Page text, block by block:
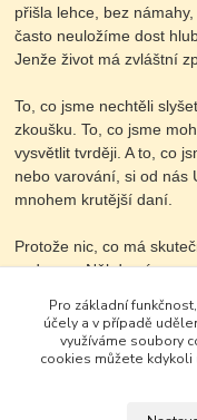
přišla lehce, bez
často neuložíme dost
Jenže život má zvláštní
To, co jsme nechtěli
zkoušku. To, co jsme
vysvětlit tvrději. A to, co
nebo varování, si od nás
mnohem krutější daní.
Protože nic, co má
zadarmo. Někdy nám ...
https://herohero.co/
Pro základní
účely a v případě
využíváme soubory
cookies můžete kdykoli